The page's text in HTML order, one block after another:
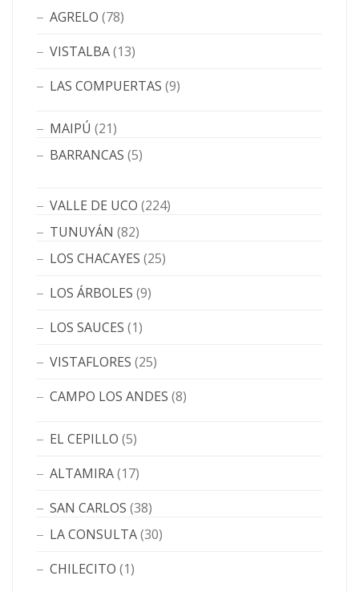
AGRELO (78)
VISTALBA(13)
LAS COMPUERTAS (9)
MAIPÚ (21)
BARRANCAS (5)
VALLE DE UCO (224)
TUNUYÁN (82)
LOS CHACAYES (25)
LOS ÁRBOLES (9)
LOS SAUCES (1)
VISTAFLORES (25)
CAMPO LOS ANDES (8)
EL CEPILLO (5)
ALTAMIRA(17)
SAN CARLOS (38)
LA CONSULTA(30)
CHILECITO (1)